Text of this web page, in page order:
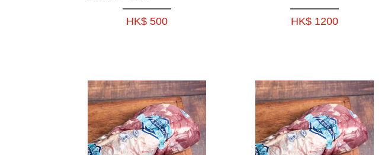
HK$ 500 HK$ 1200